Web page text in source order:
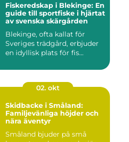
Fiskeredskap i Blekinge: En
guide till sportfiske i hjärtat
av svenska skärgården
Blekinge, ofta kallat för
Sveriges trädgård, erbjuder
en idyllisk plats för fis...
02. okt
Skidbacke i Småland:
Familjevänliga höjder och
nära äventyr
Småland bjuder på små